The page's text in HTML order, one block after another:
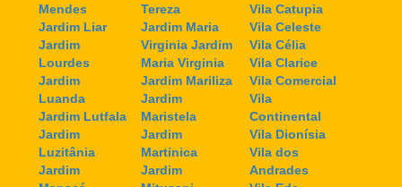
Mendes
Jardim Liar
Jardim
Lourdes
Jardim
Luanda
Jardim Lutfala
Jardim
Luzitânia
Jardim
Tereza
Jardim Maria
Virginia Jardim
Maria Virginia
Jardim Mariliza
Jardim
Maristela
Jardim
Martinica
Jardim
Vila Catupia
Vila Celeste
Vila Célia
Vila Clarice
Vila Comercial
Vila
Continental
Vila Dionísia
Vila dos
Andrades